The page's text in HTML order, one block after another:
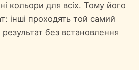
кольори для всіх. Тому його
інші проходять той самий
результат без встановлення